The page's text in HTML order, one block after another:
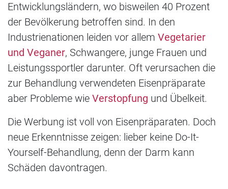
Entwicklungsländern, wo bisweilen 40 Prozent
der Bevölkerung betroffen sind. In den
Industrienationen leiden vor allem Vegetarier
und Veganer, Schwangere, junge Frauen und
Leistungssportler darunter. Oft verursachen die
zur Behandlung verwendeten Eisenpräparate
aber Probleme wie Verstopfung und Übelkeit.
Die Werbung ist voll von Eisenpräparaten. Doch
neue Erkenntnisse zeigen: lieber keine Do-It-
Yourself-Behandlung, denn der Darm kann
Schäden davontragen.